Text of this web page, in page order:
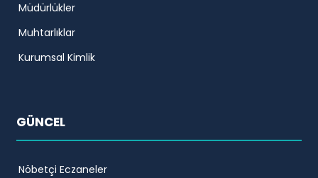
Müdürlükler
Muhtarlıklar
Kurumsal Kimlik
GÜNCEL
Nöbetçi Eczaneler